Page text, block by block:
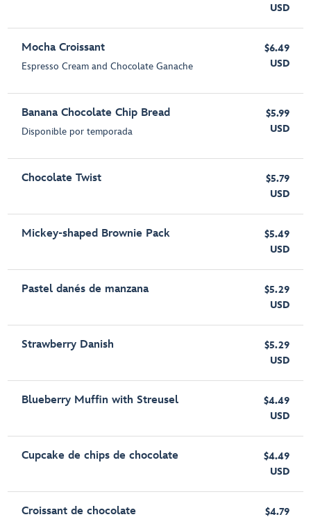
USD
Mocha Croissant
Espresso Cream and Chocolate Ganache
$6.49
USD
Banana Chocolate Chip Bread
Disponible por temporada
$5.99
USD
Chocolate Twist
$5.79
USD
Mickey-shaped Brownie Pack
$5.49
USD
Pastel danés de manzana
$5.29
USD
Strawberry Danish
$5.29
USD
Blueberry Muffin with Streusel
$4.49
USD
Cupcake de chips de chocolate
$4.49
USD
Croissant de chocolate $4.79